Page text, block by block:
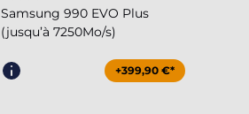
Samsung 990 EVO Plus
(jusqu’à 7250Mo/s)
+399,90 €*